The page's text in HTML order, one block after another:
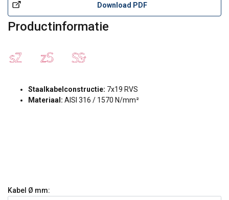
Download PDF
Productinformatie
Staalkabelconstructie: 7x19 RVS
Materiaal: AISI 316 / 1570 N/mm²
Kabel Ø mm: